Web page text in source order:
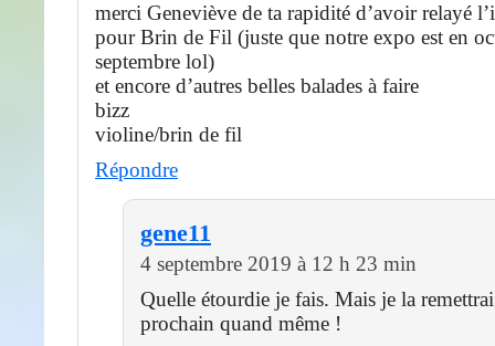
merci Geneviève de ta rapidité d’avoir relayé
pour Brin de Fil (juste que notre expo est en
septembre lol)
et encore d’autres belles balades à faire
bizz
violine/brin de fil
Répondre
gene11
4 septembre 2019 à 12 h 23 min
Quelle étourdie je fais. Mais je la
prochain quand même !